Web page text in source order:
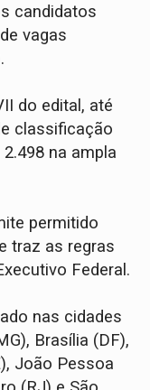
candidatos
vagas
do edital, até
classificação
na ampla
permitido
traz as regras
Federal.
nas cidades
Brasília (DF),
João Pessoa